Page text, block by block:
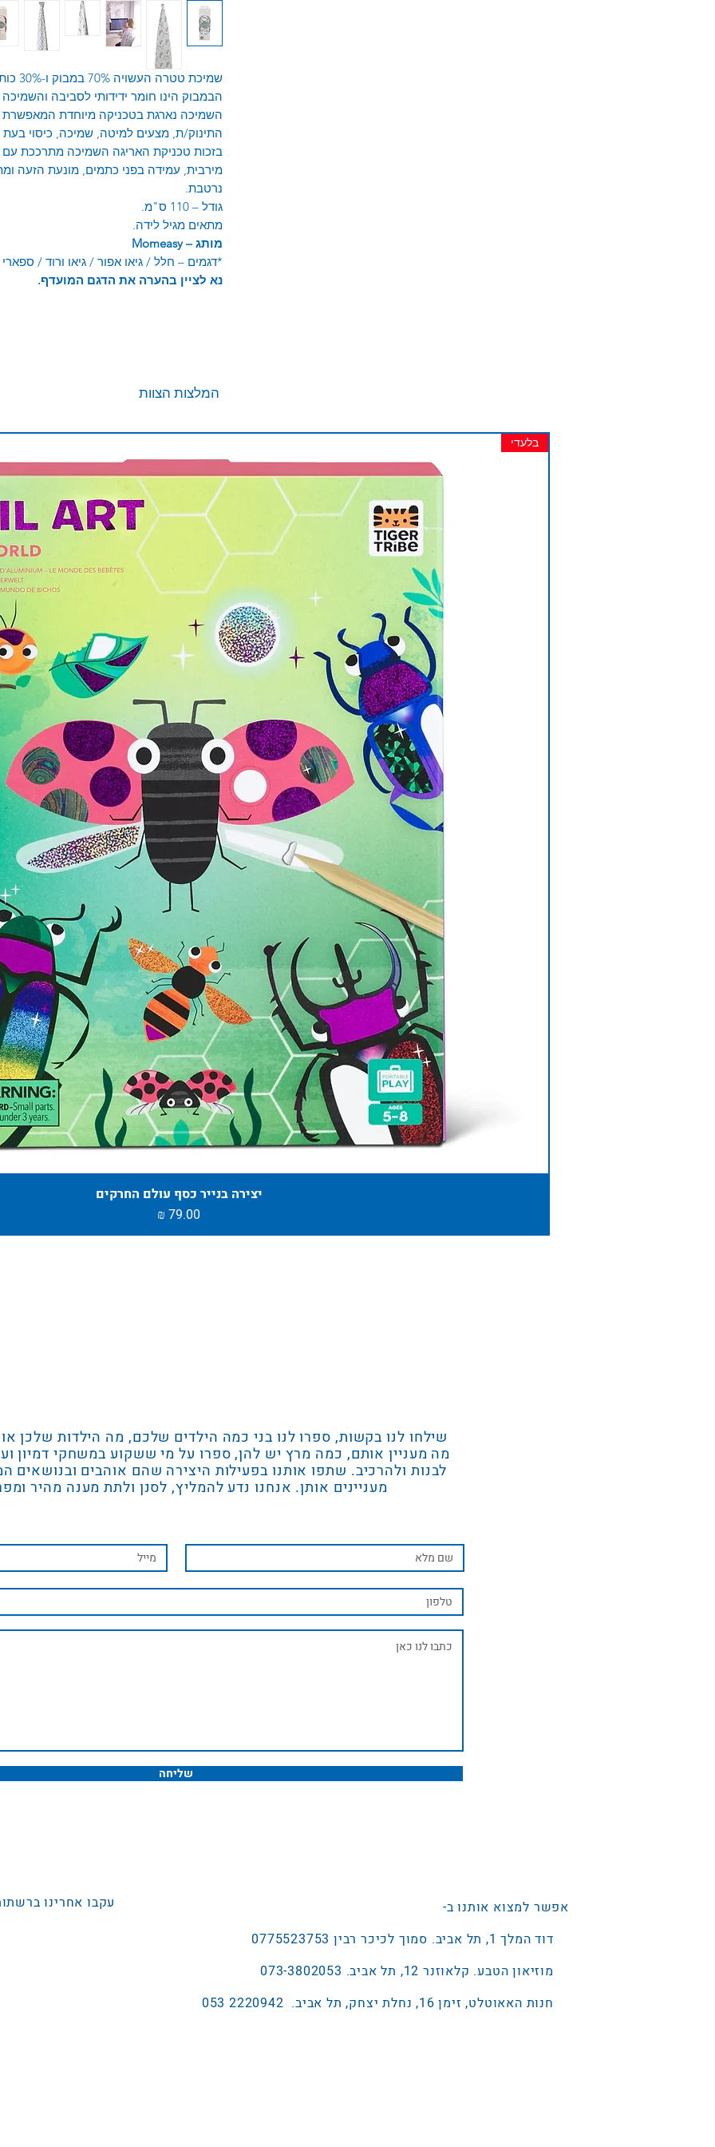
שמיכת טטרה העשויה 70% במבוק ו-30% כותנה.
הבמבוק הינו חומר ידידותי לסביבה
השמיכה נארגת בטכניקה מיוחדת המאפשרת
התינוק/ת, מצעים למיטה, שמיכה, כיסוי
בזכות טכניקת האריגה השמיכה מתרככת
מירבית, עמידה בפני כתמים, מונעת הזעה
נרטבת.
גודל – 110 ס"מ.
מתאים מגיל לידה.
מותג –Momeasy
*דגמים – חלל / גיאו אפור / גיאו ורוד / ספארי
נא לציין בהערה את הדגם המועדף.
המלצות הצוות
בלעדי
יצירה בנייר כסף עולם החרקים
מחיר
שילחו לנו בקשות, ספרו לנו בני כמה הילדים שלכם, מה הילדות שלכן
מה מעניין אותם, כמה מרץ יש להן, ספרו על מי ששקוע במשחקי דמיון
לבנות ולהרכיב. שתפו אותנו בפעילות היצירה שהם אוהבים ובנושאים
מעניינים אותן. אנחנו נדע להמליץ, לסנן ולתת מענה מהיר
שליחה
אפשר למצוא אותנו ב-
דוד המלך 1, תל אביב. סמוך לכיכר רבין 0775523753
מוזיאון הטבע. קלאוזנר 12, תל אביב. ‭073-3802053
חנות האאוטלט, זימן 16, נחלת יצחק, תל אביב.
2220942 053
עקבו אחרינו